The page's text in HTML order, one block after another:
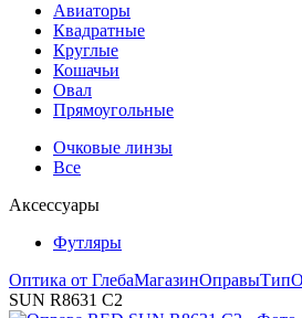
Авиаторы
Квадратные
Круглые
Кошачьи
Овал
Прямоугольные
Очковые линзы
Все
Аксессуары
Футляры
Оптика от ГлебаМагазинОправыТип
SUN R8631 C2